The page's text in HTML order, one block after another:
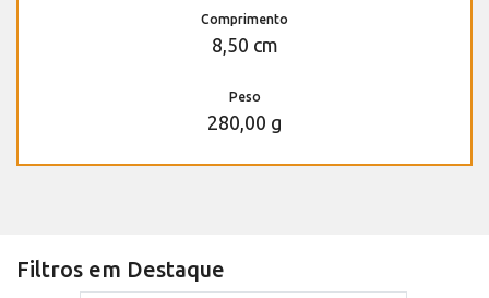
Comprimento
8,50 cm
Peso
280,00 g
Filtros em Destaque